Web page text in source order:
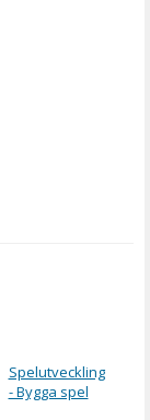
Spelutveckling
- Bygga spel